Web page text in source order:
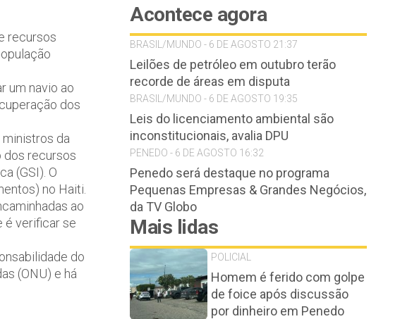
recursos
um navio ao
dos
ministros da
dos recursos
(GSI). O
no Haiti.
ao
é verificar se
do
(ONU) e há
Acontece agora
BRASIL/MUNDO - 6 DE AGOSTO 21:37
Leilões de petróleo em outubro terão
recorde de áreas em disputa
BRASIL/MUNDO - 6 DE AGOSTO 19:35
Leis do licenciamento ambiental são
inconstitucionais, avalia DPU
PENEDO - 6 DE AGOSTO 16:32
Penedo será destaque no programa
Pequenas Empresas & Grandes Negócios,
da TV Globo
Mais lidas
POLICIAL
Homem é ferido com golpe
de foice após discussão
por dinheiro em Penedo